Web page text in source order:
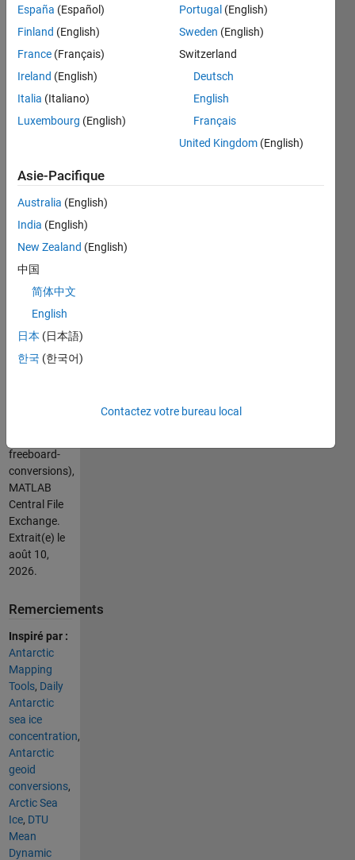
These two
functions
Archimedes
principle to
convert
between ice
thickness
height above
Citation
pour cette
source
Chad Greene
thickness
and
freeboard
freeboard-
conversions),
MATLAB
Central File
Exchange.
Extrait(e) le
août 10,
2026.
Remerciements
Inspiré par :
Antarctic
Mapping
Tools, Daily
Antarctic
sea ice
concentration,
Antarctic
geoid
conversions,
Arctic Sea
Ice, DTU
Mean
Dynamic
España (Español)
Finland (English)
France (Français)
Ireland (English)
Italia (Italiano)
Luxembourg (English)
Portugal (English)
Sweden (English)
Switzerland
Deutsch
English
Français
United Kingdom (English)
Asie-Pacifique
Australia (English)
India (English)
New Zealand (English)
中国
简体中文
English
日本 (日本語)
한국 (한국어)
Contactez votre bureau local